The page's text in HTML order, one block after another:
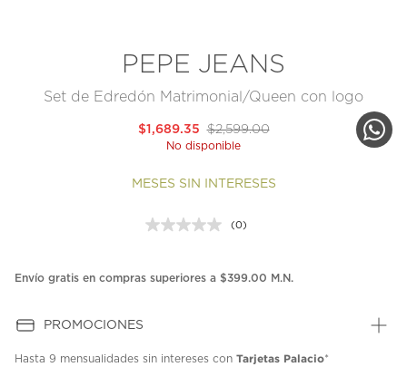
PEPE JEANS
Set de Edredón Matrimonial/Queen con logo
$2,599.00
$1,689.35
No disponible
MESES SIN INTERESES
Sin
en
(0)
Envío gratis en compras superiores a $399.00 M.N.
PROMOCIONES
Hasta 9 mensualidades sin intereses con Tarjetas Palacio*